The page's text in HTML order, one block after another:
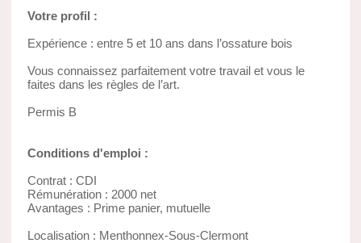
Votre profil :
Expérience : entre 5 et 10 ans dans l’ossature bois
Vous connaissez parfaitement votre travail et vous le
faites dans les règles de l’art.
Permis B
Conditions d'emploi :
Contrat : CDI
Rémunération : 2000 net
Avantages : Prime panier, mutuelle
Localisation : Menthonnex-Sous-Clermont